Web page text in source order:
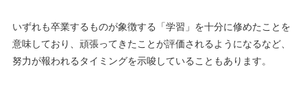
いずれも卒業するものが象徴する「学習」を十分に修めたことを
意味しており、頑張ってきたことが評価されるようになるなど、
努力が報われるタイミングを示唆していることもあります。